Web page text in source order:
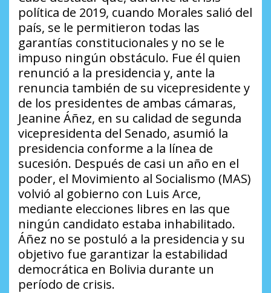
política de 2019, cuando Morales salió del
país, se le permitieron todas las
garantías constitucionales y no se le
impuso ningún obstáculo. Fue él quien
renunció a la presidencia y, ante la
renuncia también de su vicepresidente y
de los presidentes de ambas cámaras,
Jeanine Áñez, en su calidad de segunda
vicepresidenta del Senado, asumió la
presidencia conforme a la línea de
sucesión. Después de casi un año en el
poder, el Movimiento al Socialismo (MAS)
volvió al gobierno con Luis Arce,
mediante elecciones libres en las que
ningún candidato estaba inhabilitado.
Áñez no se postuló a la presidencia y su
objetivo fue garantizar la estabilidad
democrática en Bolivia durante un
período de crisis.